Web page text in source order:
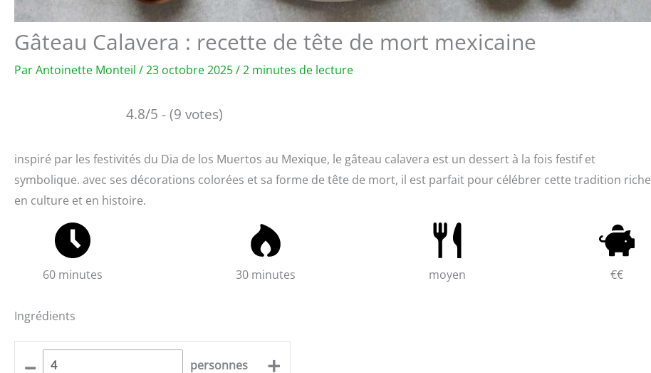
Gâteau Calavera : recette de tête de mort mexicaine
ParAntoinette Monteil /23 octobre 2025/2 minutes de lecture
4.8/5 - (9 votes)
inspiré par les festivités du Dia de los Muertos au Mexique, le gâteau calavera est un dessert à la fois festif et
symbolique. avec ses décorations colorées et sa forme de tête de mort, il est parfait pour célébrer cette tradition riche
en culture et en histoire.
60 minutes 30 minutes moyen €€
Ingrédients
– personnes +